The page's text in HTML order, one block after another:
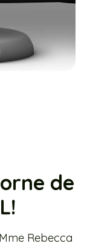
de
Rebecca